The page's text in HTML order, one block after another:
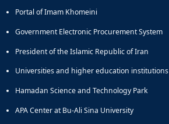
Portal of Imam Khomeini
Government Electronic Procurement System
President of the Islamic Republic of Iran
Universities and higher education institutions
Hamadan Science and Technology Park
APA Center at Bu-Ali Sina University